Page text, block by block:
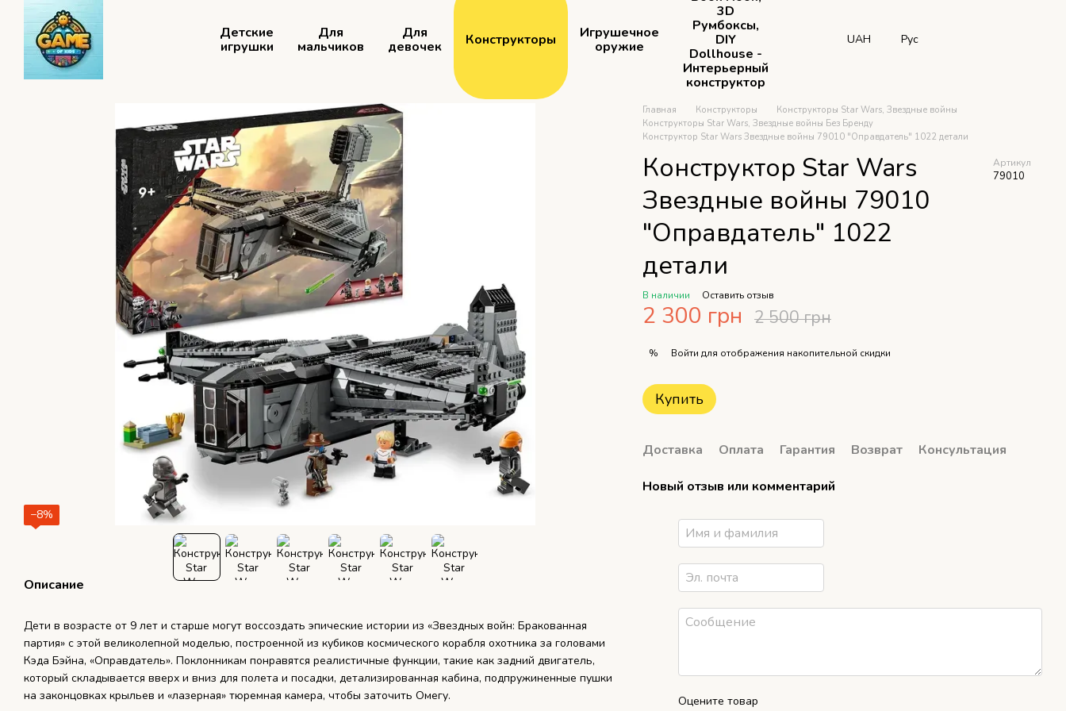
Перейти к основному контенту
Детские
игрушки
Для
мальчиков
Для
девочек
Конструкторы
Игрушечное
оружие
3D
Румбоксы,
DIY
Dollhouse -
Интерьерный
конструктор
UAH Рус
−8%
Описание
Дети в возрасте от 9 лет и старше могут воссоздать эпические истории из «Звездных войн: Бракованная
партия» с этой великолепной моделью, построенной из кубиков космического корабля охотника за головами
Кэда Бэйна, «Оправдатель». Поклонникам понравятся реалистичные функции, такие как задний двигатель,
который складывается вверх и вниз для полета и посадки, детализированная кабина, подпружиненные пушки
на законцовках крыльев и «лазерная» тюремная камера, чтобы заточить Омегу.
Главная Конструкторы
Конструкторы Star Wars, Звездные войны
Конструкторы Star Wars, Звездные войны Без Бренду
Конструктор Star Wars Звездные войны 79010 "Оправдатель" 1022 детали
Конструктор Star Wars
Звездные войны 79010
"Оправдатель" 1022
детали
Артикул
79010
В наличии Оставить отзыв
2 300 грн 2 500 грн
% Войти для отображения накопительной скидки
Купить
Доставка Оплата Гарантия Возврат Консультация
Новый отзыв или комментарий
Оцените товар